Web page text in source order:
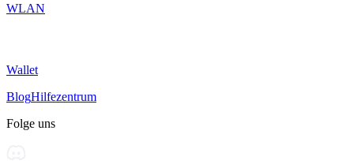
WLAN
Wallet
BlogHilfezentrum
Folge uns